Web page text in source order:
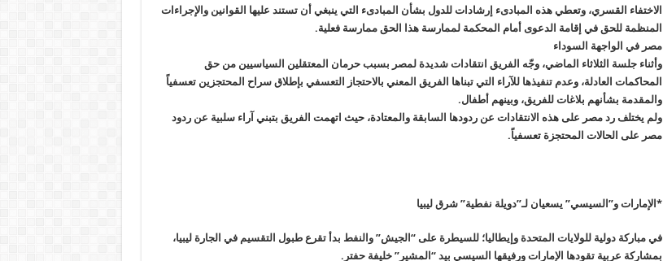
الاختفاء القسري، وتعطي هذه المبادىء إرشادات للدول بشأن المبادىء التي ينبغي أن تستند عليها القوانين والإجراءات
المنظمة للحق في إقامة الدعوى أمام المحكمة لممارسة هذا الحق ممارسة فعلية.
مصر في الواجهة السوداء
وأثناء جلسة الثلاثاء الماضي، وجّه الفريق انتقادات شديدة لمصر بسبب حرمان المعتقلين السياسيين من حق
المحاكمات العادلة، وعدم تنفيذها للآراء التي تبناها الفريق المعني بالاحتجاز التعسفي بإطلاق سراح المحتجزين تعسفياً
والمقدمة بشأنهم بلاغات للفريق، وبينهم أطفال.
ولم يختلف رد مصر على هذه الانتقادات عن ردودها السابقة والمعتادة، حيث اتهمت الفريق بتبني آراء سلبية عن ردود
مصر على الحالات المحتجزة تعسفياً.
*الإمارات و”السيسي” يسعيان لـ”دويلة نفطية” شرق ليبيا
في مباركة دولية للولايات المتحدة وإيطاليا؛ للسيطرة على “الجيش” والنفط بدأ تقرع طبول التقسيم في الجارة ليبيا،
بمشاركة عربية تقودها الإمارات ورفيقها السيسي بيد “المشير” خليفة حفتر.